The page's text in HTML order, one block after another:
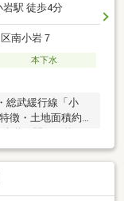
岩駅 徒歩4分
南小岩７
本下水
総武緩行線「小
徴・土地面積約
討可能▼周辺環
・セブンイレ
岩小学校 徒歩7分
道路配管有・引